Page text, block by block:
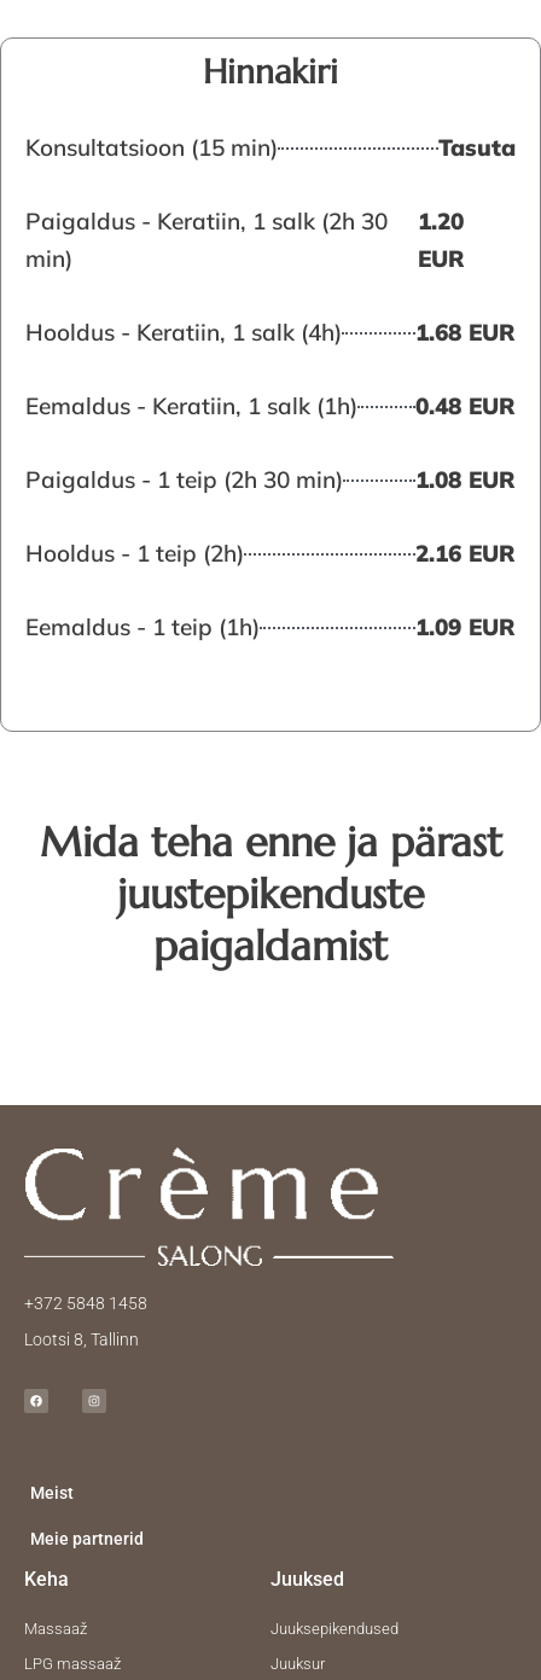
Hinnakiri
Konsultatsioon (15 min) Tasuta
Paigaldus - Keratiin, 1 salk (2h 30
min)
1.20
EUR
Hooldus - Keratiin, 1 salk (4h) 1.68 EUR
Eemaldus - Keratiin, 1 salk (1h) 0.48 EUR
Paigaldus - 1 teip (2h 30 min) 1.08 EUR
Hooldus - 1 teip (2h) 2.16 EUR
Eemaldus - 1 teip (1h) 1.09 EUR
Mida teha enne ja pärast
juustepikenduste
paigaldamist
+372 5848 1458
Lootsi 8, Tallinn
c
e
b
s
t
a
Meist
Meie partnerid
Keha
Massaaž
LPG massaaž
Juuksed
Juuksepikendused
Juuksur